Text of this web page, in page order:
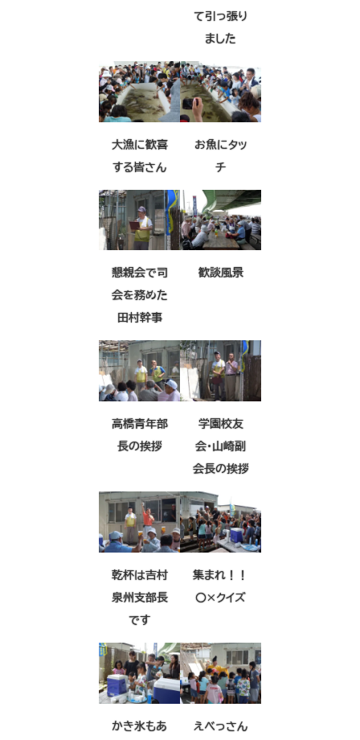
て引っ張り
ました
大漁に歓喜
する皆さん
お魚にタッ
チ
懇親会で司
会を務めた
田村幹事
歓談風景
高橋青年部
長の挨拶
学園校友
会・山崎副
会長の挨拶
乾杯は吉村
泉州支部長
です
集まれ！！
〇×クイズ
かき氷もあ えべっさん